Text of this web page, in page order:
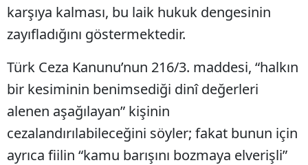
karşıya kalması, bu laik hukuk dengesinin
zayıfladığını göstermektedir.
Türk Ceza Kanunu’nun 216/3. maddesi, “halkın
bir kesiminin benimsediği dinî değerleri
alenen aşağılayan” kişinin
cezalandırılabileceğini söyler; fakat bunun için
ayrıca fiilin “kamu barışını bozmaya elverişli”